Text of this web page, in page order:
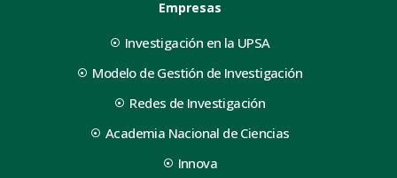
Empresas
Investigación en la UPSA
Modelo de Gestión de Investigación
Redes de Investigación
Academia Nacional de Ciencias
Innova